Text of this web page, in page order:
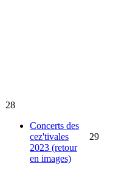
28
Concerts des
cez'tivales
2023 (retour
en images)
29